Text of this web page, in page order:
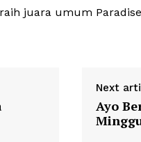
juara umum
Next
Ayo